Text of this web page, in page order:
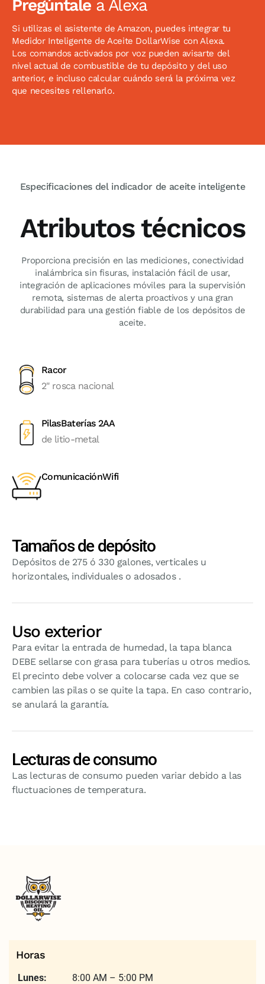
Pregúntale a Alexa
Si utilizas el asistente de Amazon, puedes integrar tu
Medidor Inteligente de Aceite DollarWise con Alexa.
Los comandos activados por voz pueden avisarte del
nivel actual de combustible de tu depósito y del uso
anterior, e incluso calcular cuándo será la próxima vez
que necesites rellenarlo.
Especificaciones del indicador de aceite inteligente
Atributos técnicos
Proporciona precisión en las mediciones, conectividad
inalámbrica sin fisuras, instalación fácil de usar,
integración de aplicaciones móviles para la supervisión
remota, sistemas de alerta proactivos y una gran
durabilidad para una gestión fiable de los depósitos de
aceite.
Racor
2" rosca nacional
PilasBaterías 2AA
de litio-metal
ComunicaciónWifi
Tamaños de depósito
Depósitos de 275 ó 330 galones, verticales u
horizontales, individuales o adosados .
Uso exterior
Para evitar la entrada de humedad, la tapa blanca
DEBE sellarse con grasa para tuberías u otros medios.
El precinto debe volver a colocarse cada vez que se
cambien las pilas o se quite la tapa. En caso contrario,
se anulará la garantía.
Lecturas de consumo
Las lecturas de consumo pueden variar debido a las
fluctuaciones de temperatura.
Horas
Lunes:
8:00 AM – 5:00 PM